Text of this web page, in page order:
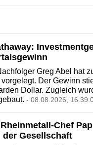
Greg Abel hat
Der Gewinn
Dollar. Zugleich
- 08.08.2026,
Chef
der Gesellschaft